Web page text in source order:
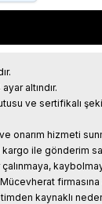
altındır.
ve sertifikalı
onarım hizmeti
ile gönderim
firmasına
kaynaklı